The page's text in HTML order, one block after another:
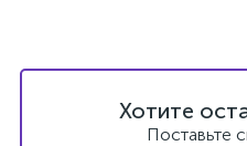
Хотите
Поставьте